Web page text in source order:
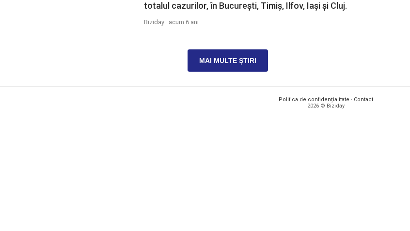
totalul cazurilor, în București, Timiș, Ilfov, Iași și Cluj.
Biziday · acum 6 ani
MAI MULTE ȘTIRI
Politica de confidențialitate · Contact
2026 © Biziday